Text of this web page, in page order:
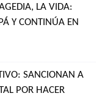
LA VIDA:
Y CONTINÚA EN
SANCIONAN A
POR HACER